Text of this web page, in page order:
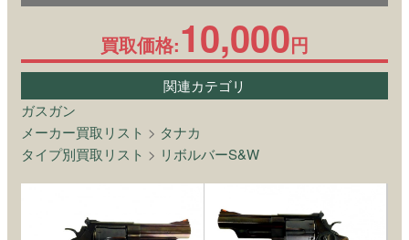
買取価格:10,000円
関連カテゴリ
ガスガン
メーカー買取リスト > タナカ
タイプ別買取リスト > リボルバーS&W